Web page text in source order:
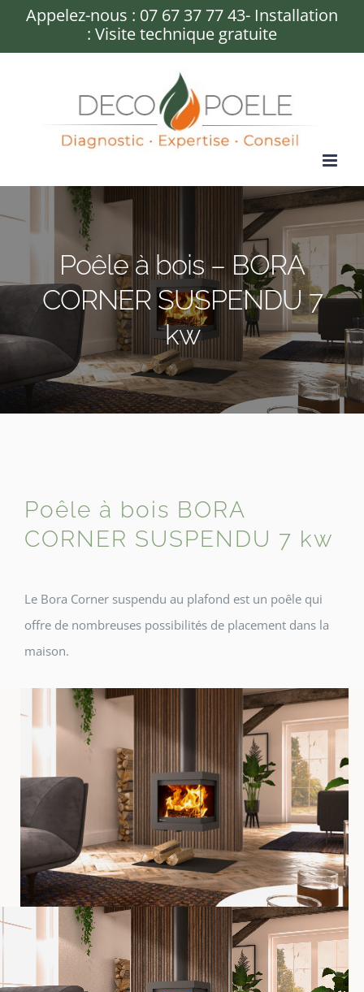
PasserAppelez-nous : 07 67 37 77 43- Installation
: Visite technique gratuite
Poêle à bois – BORA
CORNER SUSPENDU 7
kw
Poêle à bois BORA
CORNER SUSPENDU 7 kw
Le Bora Corner suspendu au plafond est un poêle qui
offre de nombreuses possibilités de placement dans la
maison.